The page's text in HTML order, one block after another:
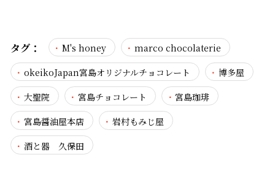
タグ： M's honey
marco chocolaterie
okeikoJapan宮島オリジナルチョコレート
博多屋
大聖院
宮島チョコレート
宮島珈琲
宮島醤油屋本店
岩村もみじ屋
酒と器 久保田